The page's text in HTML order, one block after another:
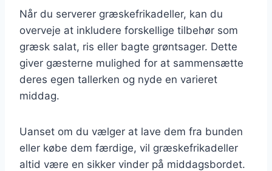
Når du serverer græskefrikadeller, kan du
overveje at inkludere forskellige tilbehør som
græsk salat, ris eller bagte grøntsager. Dette
giver gæsterne mulighed for at sammensætte
deres egen tallerken og nyde en varieret
middag.
Uanset om du vælger at lave dem fra bunden
eller købe dem færdige, vil græskefrikadeller
altid være en sikker vinder på middagsbordet.